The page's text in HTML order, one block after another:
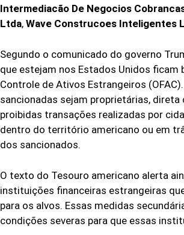
Intermediacão De Negocios
Ltda, Wave Construcoes Inteligentes
Segundo o comunicado do governo
que estejam nos Estados Unidos
Controle de Ativos Estrangeiros
sancionadas sejam proprietárias,
proibidas transações realizadas por
dentro do território americano ou em
dos sancionados.
O texto do Tesouro americano alerta
instituições financeiras estrangeiras
para os alvos. Essas medidas
condições severas para que essas